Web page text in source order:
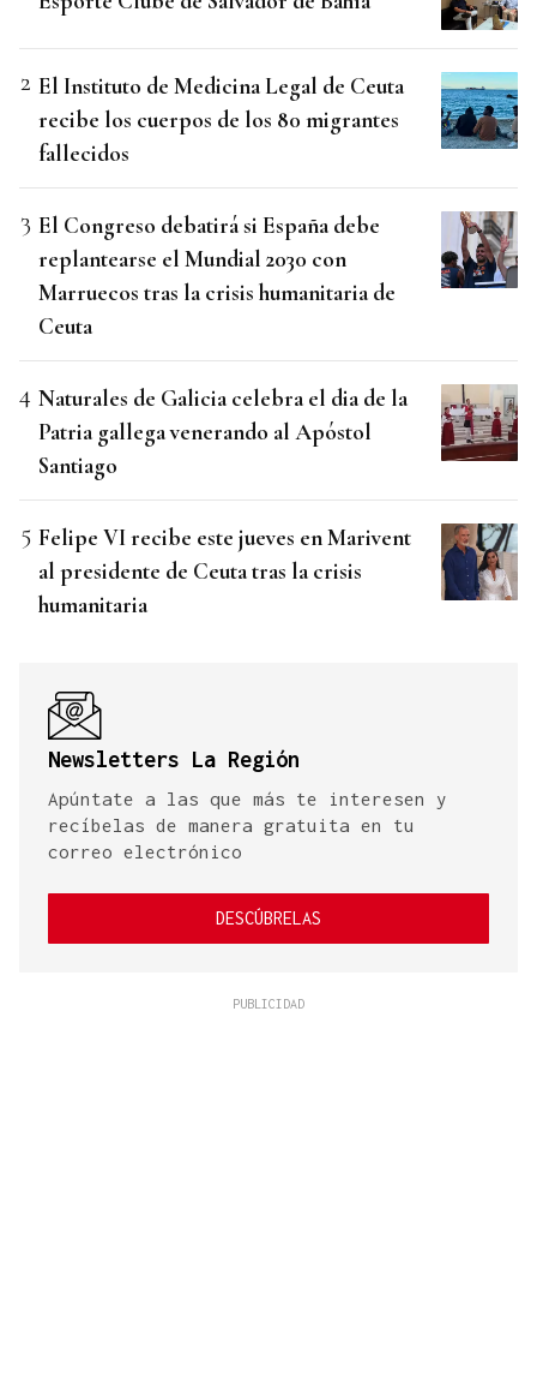
El Instituto de Medicina Legal de Ceuta
recibe los cuerpos de los 80 migrantes
fallecidos
El Congreso debatirá si España debe
replantearse el Mundial 2030 con
Marruecos tras la crisis humanitaria de
Ceuta
Naturales de Galicia celebra el dia de la
Patria gallega venerando al Apóstol
Santiago
Felipe VI recibe este jueves en Marivent
al presidente de Ceuta tras la crisis
humanitaria
Newsletters La Región
Apúntate a las que más te interesen y
recíbelas de manera gratuita en tu
correo electrónico
DESCÚBRELAS